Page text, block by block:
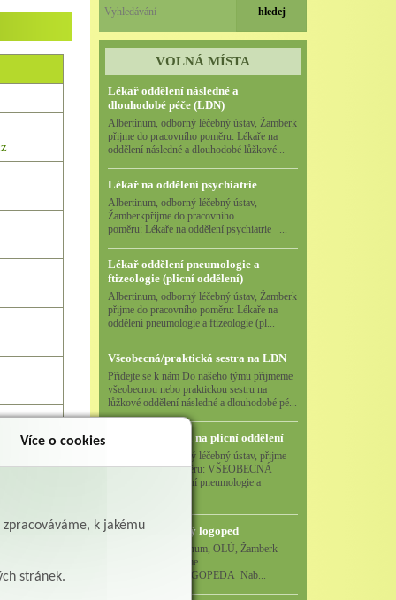
VOLNÁ MÍSTA
Lékař oddělení následné a
dlouhodobé péče (LDN)
Albertinum, odborný léčebný ústav, Žamberk
přijme do pracovního poměru: Lékaře na
oddělení následné a dlouhodobé lůžkové...
Lékař na oddělení psychiatrie
Albertinum, odborný léčebný ústav,
Žamberkpřijme do pracovního
poměru: Lékaře na oddělení psychiatrie ...
Lékař oddělení pneumologie a
ftizeologie (plicní oddělení)
Albertinum, odborný léčebný ústav, Žamberk
přijme do pracovního poměru: Lékaře na
oddělení pneumologie a ftizeologie (pl...
Všeobecná/praktická sestra na LDN
Přidejte se k nám Do našeho týmu přijmeme
všeobecnou nebo praktickou sestru na
lůžkové oddělení následné a dlouhodobé pé...
Všeobecná sestra na plicní oddělení
Albertinum, odborný léčebný ústav, přijme
do pracovního poměru: VŠEOBECNÁ
SESTRA na oddělení pneumologie a
Logoped/klinický logoped
Albertinum, OLÚ, Žamberk
přijme
KLINICKÉHO LOGOPEDA Nab...
Více o cookies
k jakému
stránek.